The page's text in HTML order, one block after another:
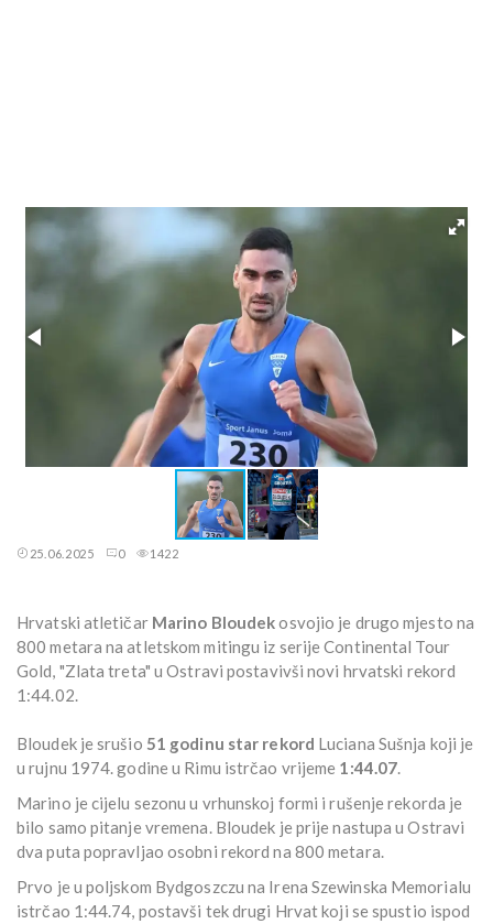
25.06.2025 0 1422
Hrvatski atletičar Marino Bloudekosvojio je drugo mjesto na
800 metara na atletskom mitingu iz serije Continental Tour
Gold, "Zlata treta" u Ostravi postavivši novi hrvatski rekord
1:44.02.
Bloudek je srušio 51 godinu star rekord Luciana Sušnja koji je
u rujnu 1974. godine u Rimu istrčao vrijeme 1:44.07.
Marino je cijelu sezonu u vrhunskoj formi i rušenje rekorda je
bilo samo pitanje vremena. Bloudek je prije nastupa u Ostravi
dva puta popravljao osobni rekord na 800 metara.
Prvo je u poljskom Bydgoszczu na Irena Szewinska Memorialu
istrčao 1:44.74, postavši tek drugi Hrvat koji se spustio ispod